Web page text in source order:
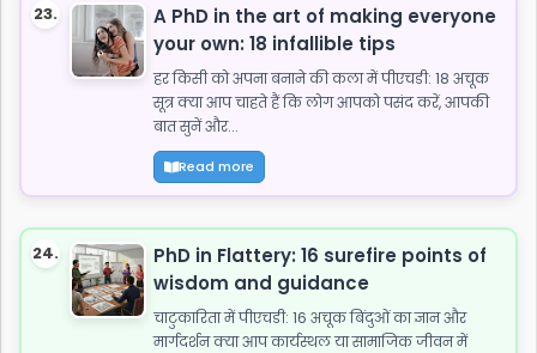
23.
A PhD in the art of making everyone
your own: 18 infallible tips
हर किसी को अपना बनाने की कला में पीएचडी: 18 अचूक
सूत्र क्या आप चाहते हैं कि लोग आपको पसंद करें, आपकी
बात सुनें और...
Read more
24.
PhD in Flattery: 16 surefire points of
wisdom and guidance
चाटुकारिता में पीएचडी: 16 अचूक बिंदुओं का ज्ञान और
मार्गदर्शन क्या आप कार्यस्थल या सामाजिक जीवन में